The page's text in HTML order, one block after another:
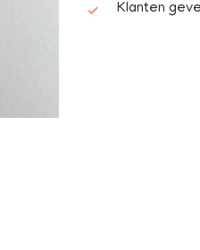
Klanten